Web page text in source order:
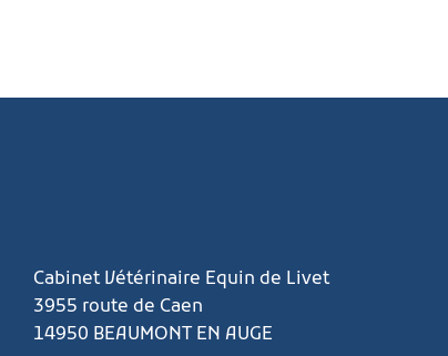
Cabinet Vétérinaire Equin de Livet
3955 route de Caen
14950 BEAUMONT EN AUGE